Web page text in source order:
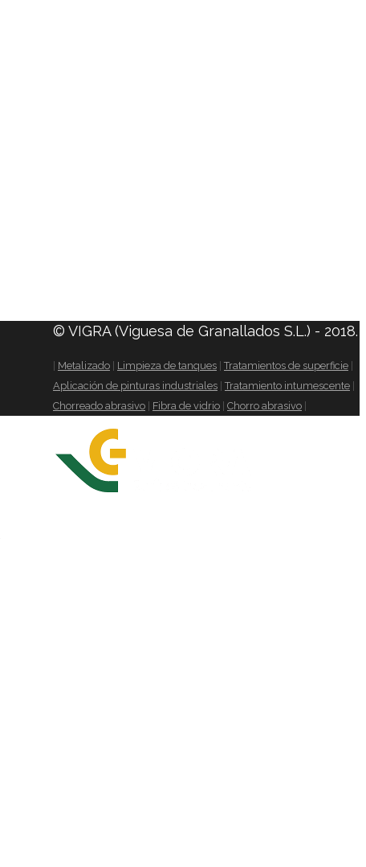
© VIGRA (Viguesa de Granallados S.L.) - 2018.
Metalizado Limpieza de tanques Tratamientos de superficie
Aplicación de pinturas industriales Tratamiento intumescente
Chorreado abrasivo
Fibra de vidrio Chorro abrasivo